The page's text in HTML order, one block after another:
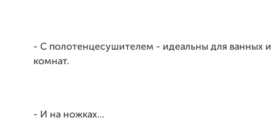
- С полотенцесушителем - идеальны для ванных
комнат.
- И на ножках...